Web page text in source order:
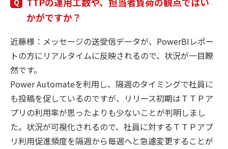
かがですか？
近藤様：メッセージの送受信データが、PowerBIレポー
トの方にリアルタイムに反映されるので、状況が一目瞭
然です。
Power Automateを利用し、隔週のタイミングで社員に
も投稿を促しているのですが、リリース初期はＴＴＰア
プリの利用率が思ったよりも少ないことが判明しまし
た。状況が可視化されるので、社員に対するＴＴＰアプ
リ利用促進頻度を隔週から毎週へと急遽変更することが